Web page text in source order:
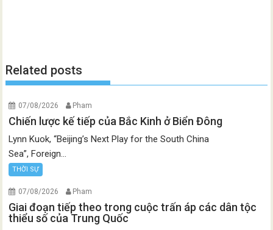
Related posts
07/08/2026 Pham
Chiến lược kế tiếp của Bắc Kinh ở Biển Đông
Lynn Kuok, “Beijing’s Next Play for the South China
Sea”, Foreign...
THỜI SỰ
07/08/2026 Pham
Giai đoạn tiếp theo trong cuộc trấn áp các dân tộc
thiểu số của Trung Quốc